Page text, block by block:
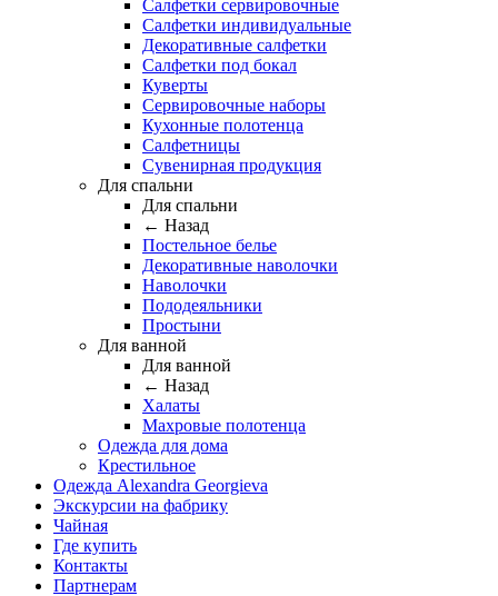
Салфетки сервировочные
Салфетки индивидуальные
Декоративные салфетки
Салфетки под бокал
Куверты
Сервировочные наборы
Кухонные полотенца
Салфетницы
Сувенирная продукция
Для спальни
Для спальни
← Назад
Постельное белье
Декоративные наволочки
Наволочки
Пододеяльники
Простыни
Для ванной
Для ванной
← Назад
Халаты
Махровые полотенца
Одежда для дома
Крестильное
Одежда Alexandra Georgieva
Экскурсии на фабрику
Чайная
Где купить
Контакты
Партнерам